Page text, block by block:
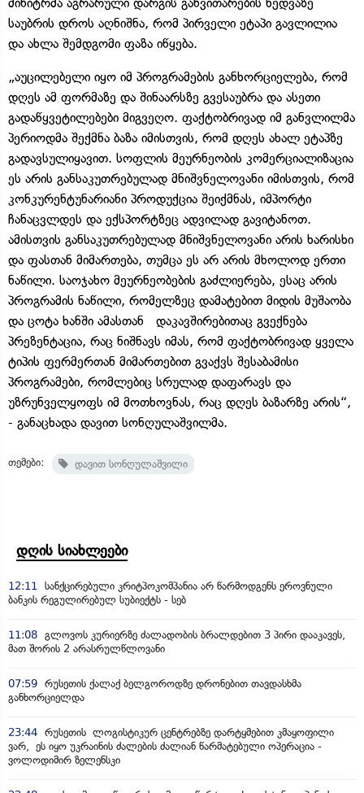
საუბრის დროს აღნიშნა, რომ პირველი ეტაპი გავლილია
და ახლა შემდგომი ფაზა იწყება.
„აუცილებელი იყო იმ პროგრამების განხორციელება, რომ
დღეს ამ ფორმაზე და შინაარსზე გვესაუბრა და ასეთი
გადაწყვეტილებები მიგვეღო. ფაქტობრივად იმ განვლილმა
პერიოდმა შექმნა ბაზა იმისთვის, რომ დღეს ახალ ეტაპზე
გადავსულიყავით. სოფლის მეურნეობის კომერციალიზაცია
ეს არის განსაკუთრებულად მნიშვნელოვანი იმისთვის, რომ
კონკურენტუნარიანი პროდუქცია შეიქმნას, იმპორტი
ჩანაცვლდეს და ექსპორტზეც ადვილად გავიტანოთ.
ამისთვის განსაკუთრებულად მნიშვნელოვანი არის ხარისხი
და ფასთან მიმართება, თუმცა ეს არ არის მხოლოდ ერთი
ნაწილი. საოჯახო მეურნეობების გაძლიერება, ესაც არის
პროგრამის ნაწილი, რომელზეც დამატებით მიდის მუშაობა
და ცოტა ხანში ამასთან დაკავშირებითაც გვექნება
პრეზენტაცია, რაც ნიშნავს იმას, რომ ფაქტობრივად ყველა
ტიპის ფერმერთან მიმართებით გვაქვს შესაბამისი
პროგრამები, რომლებიც სრულად დაფარავს და
უზრუნველყოფს იმ მოთხოვნას, რაც დღეს ბაზარზე არის“,
- განაცხადა დავით სონღულაშვილმა.
თემები: დავით სონღულაშვილი
დღის სიახლეები
12:11
სანქცირებული კრიტპოკომპანია არ წარმოდგენს ეროვნული
ბანკის რეგულირებულ სუბიექტს - სებ
11:08 გლოვოს კურიერზე ძალადობის ბრალდებით 3 პირი დააკავეს,
მათ შორის 2 არასრულწლოვანი
07:59 რუსეთის ქალაქ ბელგოროდზე დრონებით თავდასხმა
განხორციელდა
23:44 რუსეთის ლოგისტიკურ ცენტრებზე დარტყმებით კმაყოფილი
ვარ, ეს იყო უკრაინის ძალების ძალიან წარმატებული ოპერაცია -
ვოლოდიმირ ზელენსკი